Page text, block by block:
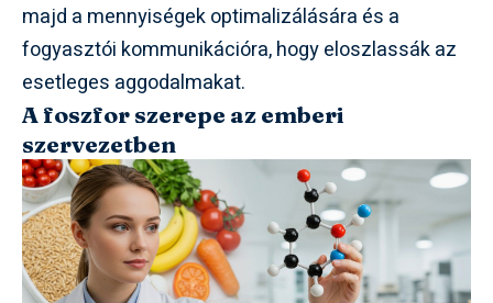
majd a mennyiségek optimalizálására és a
fogyasztói kommunikációra, hogy eloszlassák az
esetleges aggodalmakat.
A foszfor szerepe az emberi
szervezetben